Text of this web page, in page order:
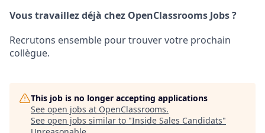
Vous travaillez déjà chez OpenClassrooms Jobs ?
Recrutons ensemble pour trouver votre prochain
collègue.
This job is no longer accepting applications
See open jobs at OpenClassrooms.
See open jobs similar to "Inside Sales Candidats"